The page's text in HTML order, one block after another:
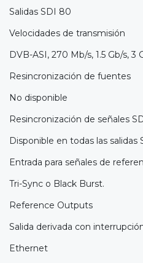
Salidas SDI 80
Velocidades de transmisión
DVB-ASI, 270 Mb/s, 1.5 Gb/s, 3
Resincronización de fuentes
No disponible
Resincronización de señales
Disponible en todas las salidas
Entrada para señales de
Tri-Sync o Black Burst.
Reference Outputs
Salida derivada con
Ethernet